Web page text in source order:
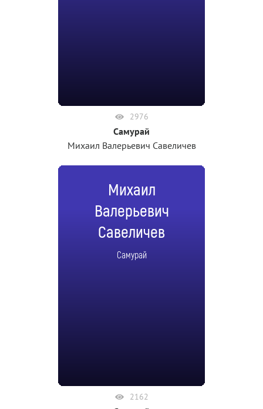
2976
Самурай
Михаил Валерьевич Савеличев
Михаил
Валерьевич
Савеличев
Самурай
2162